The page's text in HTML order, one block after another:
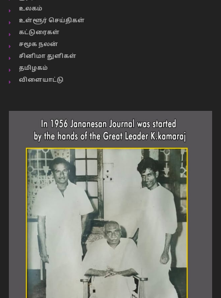
உலகம்
உள்ளூர் செய்திகள்
கட்டுரைகள்
சமூக நலன்
சினிமா துளிகள்
தமிழகம்
விளையாட்டு